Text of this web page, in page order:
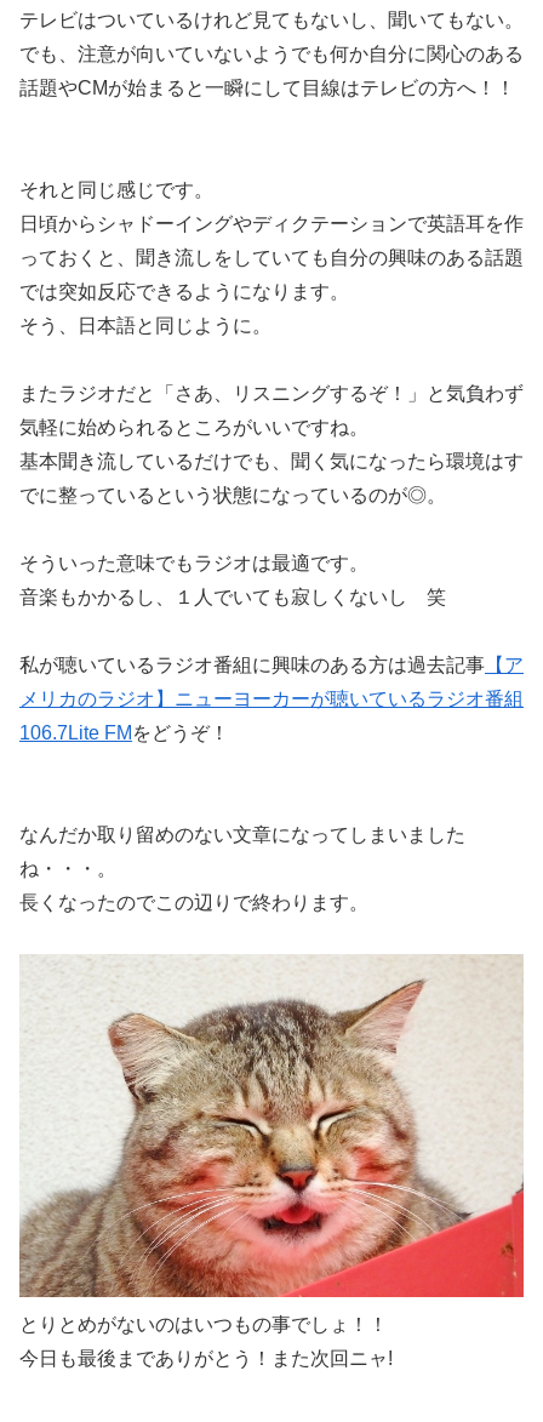
テレビはついているけれど見てもないし、聞いてもない。
でも、 注意が向いていないようでも何か自分に関心のある
話題やCMが始まると一瞬にして目線はテレビの方へ！！
それと同じ感じです。
日頃からシャドーイングやディクテーションで英語耳を作
っておくと、聞き流しをしていても自分の興味のある話題
では突如反応できるようになります。
そう、日本語と同じように。
またラジオだと「さあ、リスニングするぞ！」と気負わず
気軽に始められるところがいいですね。
基本聞き流しているだけでも、聞く気になったら環境はす
でに整っているという状態になっているのが◎。
そういった意味でもラジオは最適です。
音楽もかかるし、１人でいても寂しくないし 笑
私が聴いているラジオ番組に興味のある方は過去記事 【ア
メリカのラジオ】ニューヨーカーが聴いているラジオ番組
106.7Lite FM をどうぞ！
なんだか取り留めのない文章になってしまいました
ね・・・。
長くなったのでこの辺りで終わります。
とりとめがないのはいつもの事でしょ！！
今日も最後までありがとう！また次回ニャ!